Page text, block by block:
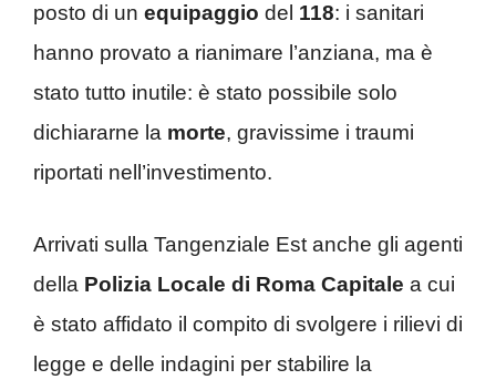
posto di un equipaggio del 118: i sanitari
hanno provato a rianimare l’anziana, ma è
stato tutto inutile: è stato possibile solo
dichiararne la morte, gravissime i traumi
riportati nell’investimento.
Arrivati sulla Tangenziale Est anche gli agenti
della Polizia Locale di Roma Capitale a cui
è stato affidato il compito di svolgere i rilievi di
legge e delle indagini per stabilire la